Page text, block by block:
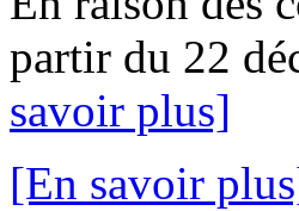
partir du 22
savoir plus]
[En savoir